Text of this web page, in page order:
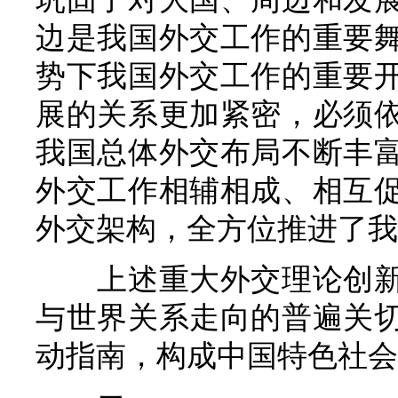
边是我国外交工作的重要
势下我国外交工作的重要
展的关系更加紧密，必须
我国总体外交布局不断丰
外交工作相辅相成、相互
外交架构，全方位推进了
上述重大外交理论创
与世界关系走向的普遍关
动指南，构成中国特色社